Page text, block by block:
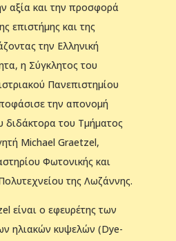
αξία και την προσφορά
επιστήμης και της
την Ελληνική
η Σύγκλητος του
Πανεπιστημίου
την απονομή
διδάκτορα του Τμήματος
Michael Graetzel,
Φωτονικής και
της Λωζάννης.
είναι ο εφευρέτης των
ηλιακών κυψελών (Dye-